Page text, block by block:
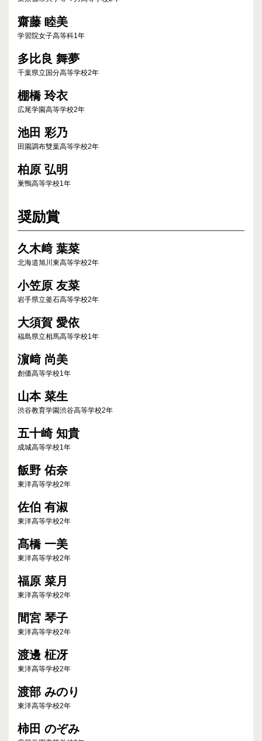
齋藤 睦美
学習院女子高等科1年
多比良 舞夢
千葉県立国分高等学校2年
棚橋 玲衣
広尾学園高等学校2年
池田 彩乃
田園調布雙葉高等学校2年
柏原 弘明
巣鴨高等学校1年
奨励賞
久木﨑 葉菜
北海道旭川東高等学校2年
小笠原 友菜
岩手県立釜石高等学校2年
大須賀 愛依
福島県立相馬高等学校1年
濵﨑 尚美
創価高等学校1年
山本 菜生
渋谷教育学園渋谷高等学校2年
五十崎 知貴
成城高等学校1年
飯野 佑奈
東洋高等学校2年
佐伯 有淑
東洋高等学校2年
髙橋 一美
東洋高等学校2年
福原 菜月
東洋高等学校2年
間宮 琴子
東洋高等学校2年
渡邊 柾冴
東洋高等学校2年
渡部 みのり
東洋高等学校2年
柿田 のぞみ